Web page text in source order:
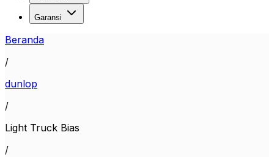
Garansi
Beranda
/
dunlop
/
Light Truck Bias
/